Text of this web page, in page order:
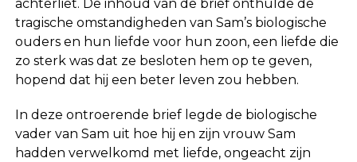
achterliet. De inhoud van de brief onthulde de
tragische omstandigheden van Sam’s biologische
ouders en hun liefde voor hun zoon, een liefde die
zo sterk was dat ze besloten hem op te geven,
hopend dat hij een beter leven zou hebben.
In deze ontroerende brief legde de biologische
vader van Sam uit hoe hij en zijn vrouw Sam
hadden verwelkomd met liefde, ongeacht zijn